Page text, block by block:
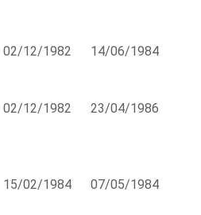
02/12/1982 14/06/1984
02/12/1982 23/04/1986
15/02/1984 07/05/1984